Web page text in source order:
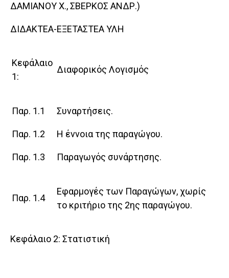
ΔΑΜΙΑΝΟΥ X., ΣΒΕΡΚΟΣ ΑΝΔΡ.)
ΔΙΔΑΚΤΕΑ-ΕΞΕΤΑΣΤΕΑ ΥΛΗ
Κεφάλαιο
1:
Διαφορικός Λογισμός
Παρ. 1.1
Παρ. 1.2
Παρ. 1.3
Συναρτήσεις.
Η έννοια της παραγώγου.
Παραγωγός συνάρτησης.
Παρ. 1.4
Εφαρμογές των Παραγώγων, χωρίς
το κριτήριο της 2ης παραγώγου.
Κεφάλαιο 2: Στατιστική